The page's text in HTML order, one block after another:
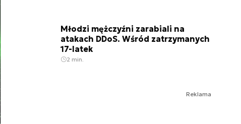
Młodzi mężczyźni zarabiali na
atakach DDoS. Wśród zatrzymanych
17-latek
2 min.
Reklama